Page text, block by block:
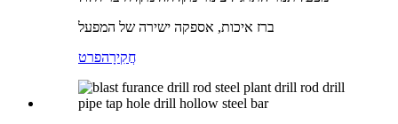
ברז איכות, אספקה ​​ישירה של המפעל
חֲקִירָהפרט